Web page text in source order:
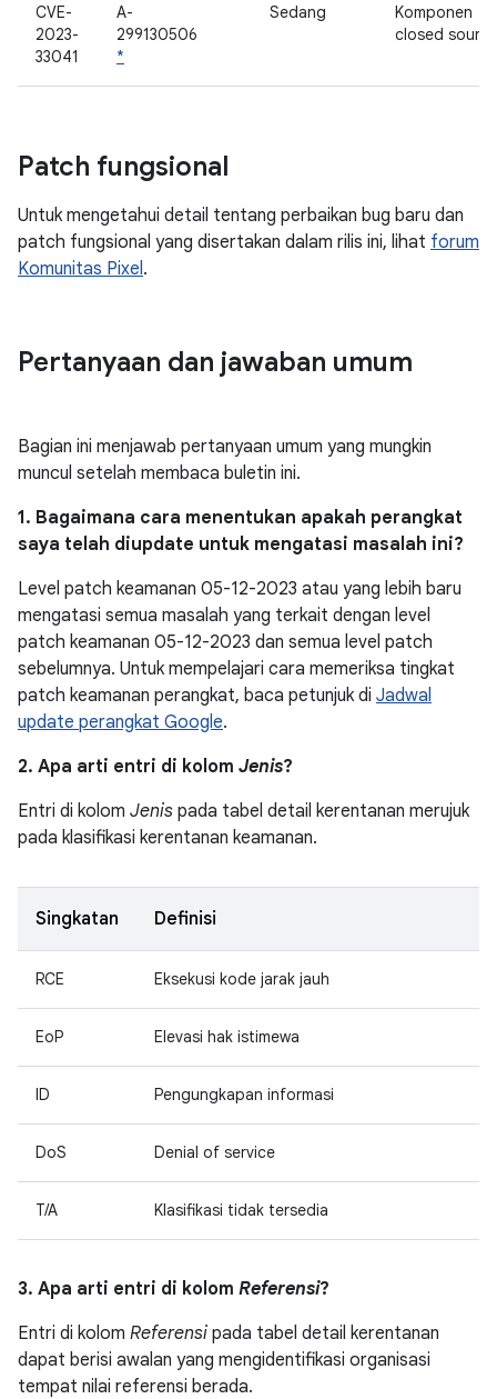
CVE-
2023-
33041
A-
299130506
*
Sedang
Komponen
closed source
Patch fungsional
Untuk mengetahui detail tentang perbaikan bug baru dan
patch fungsional yang disertakan dalam rilis ini, lihat forum
Komunitas Pixel.
Pertanyaan dan jawaban umum
Bagian ini menjawab pertanyaan umum yang mungkin
muncul setelah membaca buletin ini.
1. Bagaimana cara menentukan apakah perangkat
saya telah diupdate untuk mengatasi masalah ini?
Level patch keamanan 05-12-2023 atau yang lebih baru
mengatasi semua masalah yang terkait dengan level
patch keamanan 05-12-2023 dan semua level patch
sebelumnya. Untuk mempelajari cara memeriksa tingkat
patch keamanan perangkat, baca petunjuk di Jadwal
update perangkat Google.
2. Apa arti entri di kolom Jenis?
Entri di kolom Jenis pada tabel detail kerentanan merujuk
pada klasifikasi kerentanan keamanan.
Singkatan Definisi
RCE Eksekusi kode jarak jauh
EoP Elevasi hak istimewa
ID Pengungkapan informasi
DoS Denial of service
T/A Klasifikasi tidak tersedia
3. Apa arti entri di kolom Referensi?
Entri di kolom Referensi pada tabel detail kerentanan
dapat berisi awalan yang mengidentifikasi organisasi
tempat nilai referensi berada.